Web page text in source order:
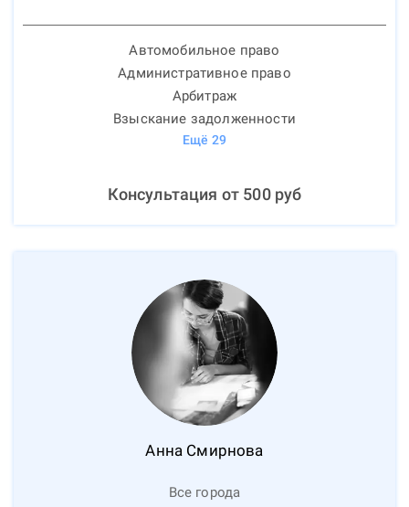
Автомобильное право
Административное право
Арбитраж
Взыскание задолженности
Ещё 29
Консультация от 500руб
Анна Смирнова
Все города